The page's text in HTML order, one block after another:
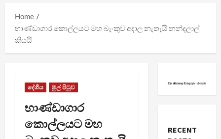
Home
භාණ්ඩාගාර කොල්ලයට මහ බැංකුව අදාල නැතැයි නන්දලාල්
කියයි
දේශීය මුල් පිටුව
භාණ්ඩාගාර
කොල්ලයට මහ
RECENT